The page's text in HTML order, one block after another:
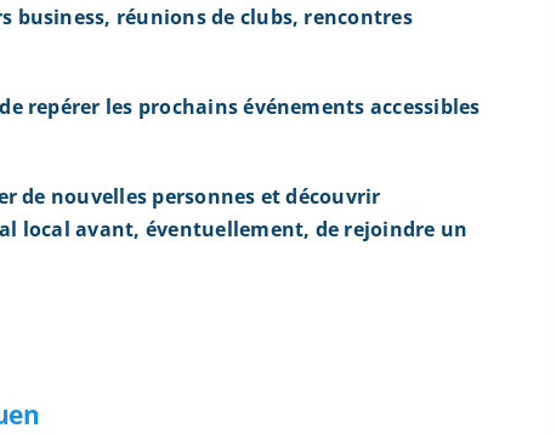
business, réunions de clubs, rencontres
repérer les prochains événements accessibles
de nouvelles personnes et découvrir
local avant, éventuellement, de rejoindre un